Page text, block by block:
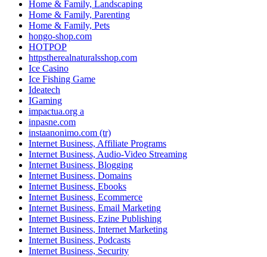
Home & Family, Landscaping
Home & Family, Parenting
Home & Family, Pets
hongo-shop.com
HOTPOP
httpstherealnaturalsshop.com
Ice Casino
Ice Fishing Game
Ideatech
IGaming
impactua.org a
inpasne.com
instaanonimo.com (tr)
Internet Business, Affiliate Programs
Internet Business, Audio-Video Streaming
Internet Business, Blogging
Internet Business, Domains
Internet Business, Ebooks
Internet Business, Ecommerce
Internet Business, Email Marketing
Internet Business, Ezine Publishing
Internet Business, Internet Marketing
Internet Business, Podcasts
Internet Business, Security